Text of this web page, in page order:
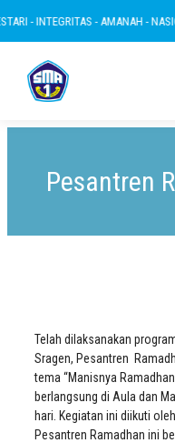
- INTEGRITAS - AMANAH -
Pesantren
Telah dilaksanakan
Sragen, Pesantren
tema “Manisnya
berlangsung di Aula dan
hari. Kegiatan ini diikuti
Pesantren Ramadhan ini